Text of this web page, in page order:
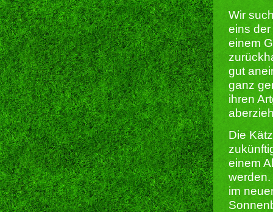
Wir
eins
einem
gut
ganz
ihren
Die
einem
im